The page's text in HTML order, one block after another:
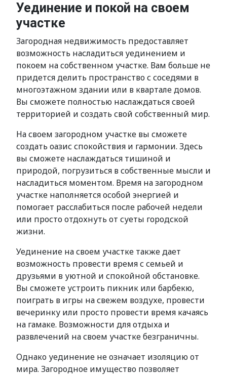
Уединение и покой на своем
участке
Загородная недвижимость предоставляет
возможность насладиться уединением и
покоем на собственном участке. Вам больше не
придется делить пространство с соседями в
многоэтажном здании или в квартале домов.
Вы сможете полностью наслаждаться своей
территорией и создать свой собственный мир.
На своем загородном участке вы сможете
создать оазис спокойствия и гармонии. Здесь
вы сможете наслаждаться тишиной и
природой, погрузиться в собственные мысли и
насладиться моментом. Время на загородном
участке наполняется особой энергией и
помогает расслабиться после рабочей недели
или просто отдохнуть от суеты городской
жизни.
Уединение на своем участке также дает
возможность провести время с семьей и
друзьями в уютной и спокойной обстановке.
Вы сможете устроить пикник или барбекю,
поиграть в игры на свежем воздухе, провести
вечеринку или просто провести время качаясь
на гамаке. Возможности для отдыха и
развлечений на своем участке безграничны.
Однако уединение не означает изоляцию от
мира. Загородное имущество позволяет